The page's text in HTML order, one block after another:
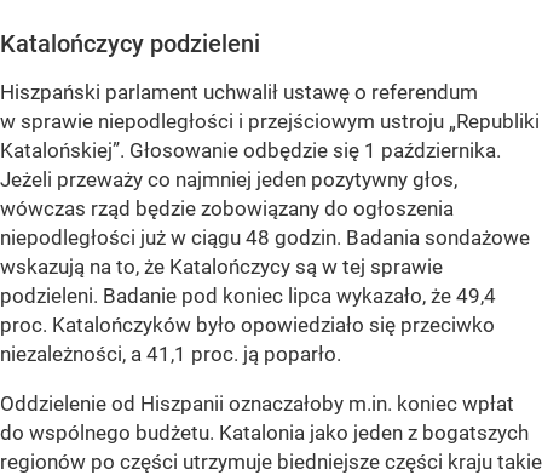
Katalończycy podzieleni
Hiszpański parlament uchwalił ustawę o referendum
w sprawie niepodległości i przejściowym ustroju „Republiki
Katalońskiej”. Głosowanie odbędzie się 1 października.
Jeżeli przeważy co najmniej jeden pozytywny głos,
wówczas rząd będzie zobowiązany do ogłoszenia
niepodległości już w ciągu 48 godzin. Badania sondażowe
wskazują na to, że Katalończycy są w tej sprawie
podzieleni. Badanie pod koniec lipca wykazało, że 49,4
proc. Katalończyków było opowiedziało się przeciwko
niezależności, a 41,1 proc. ją poparło.
Oddzielenie od Hiszpanii oznaczałoby m.in. koniec wpłat
do wspólnego budżetu. Katalonia jako jeden z bogatszych
regionów po części utrzymuje biedniejsze części kraju takie